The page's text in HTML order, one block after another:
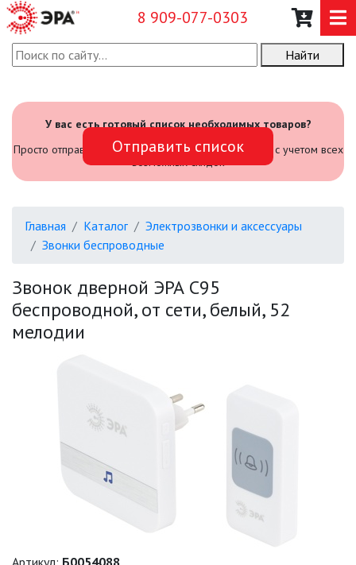
8 909-077-0303
О КОМПАНИИ
САДОВЫЙ ИНВЕНТАРЬ И
ИНСТРУМЕНТЫ
ОФИСНЫЕ ПОДВЕСНЫЕ
ПРОЖЕКТОРЫ
САДОВЫЕ СВЕТИЛЬНИКИ
САДОВЫЕ ФАСАДНЫЕ
СВЕТИЛЬНИКИ
СВЕТИЛЬНИКИ ДЛЯ РОСТА
РАСТЕНИЙ (ФИТОСВЕТИЛЬНИКИ)
Найти
У вас есть готовый список необходимых товаров?
Просто отправьте его нам и мы посчитаем стоимость с учетом всех
возможных скидок
Отправить список
Главная Каталог
Электрозвонки и аксессуары
Звонки беспроводные
Звонок дверной ЭРА C95
беспроводной, от сети, белый, 52
мелодии
Артикул: Б0054088